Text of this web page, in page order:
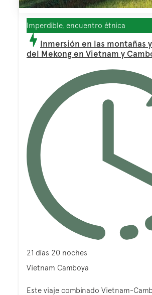
Imperdible, encuentro étnica
Inmersión en las montañas
del Mekong en Vietnam y
21 días 20 noches
Vietnam Camboya
Este viaje combinado Vietnam-